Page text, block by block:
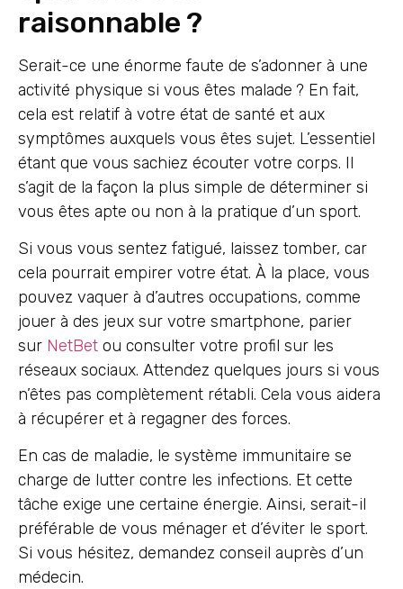
raisonnable ?
Serait-ce une énorme faute de s’adonner à une
activité physique si vous êtes malade ? En fait,
cela est relatif à votre état de santé et aux
symptômes auxquels vous êtes sujet. L’essentiel
étant que vous sachiez écouter votre corps. Il
s’agit de la façon la plus simple de déterminer si
vous êtes apte ou non à la pratique d’un sport.
Si vous vous sentez fatigué, laissez tomber, car
cela pourrait empirer votre état. À la place, vous
pouvez vaquer à d’autres occupations, comme
jouer à des jeux sur votre smartphone, parier
sur NetBet ou consulter votre profil sur les
réseaux sociaux. Attendez quelques jours si vous
n’êtes pas complètement rétabli. Cela vous aidera
à récupérer et à regagner des forces.
En cas de maladie, le système immunitaire se
charge de lutter contre les infections. Et cette
tâche exige une certaine énergie. Ainsi, serait-il
préférable de vous ménager et d’éviter le sport.
Si vous hésitez, demandez conseil auprès d’un
médecin.